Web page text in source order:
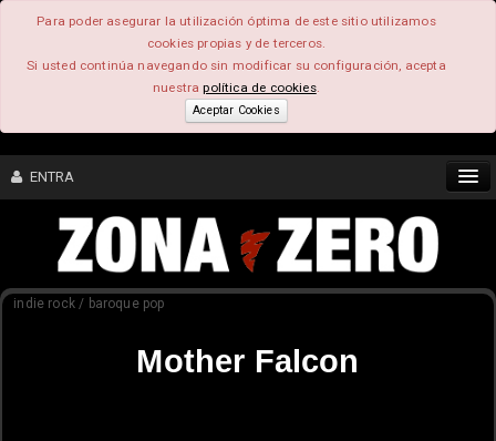
Para poder asegurar la utilización óptima de este sitio utilizamos
cookies propias y de terceros.
Si usted continúa navegando sin modificar su configuración, acepta
nuestrapolítica de cookies.
Aceptar Cookies
ENTRA
CONTENIDO
indie rock / baroque pop
Mother Falcon